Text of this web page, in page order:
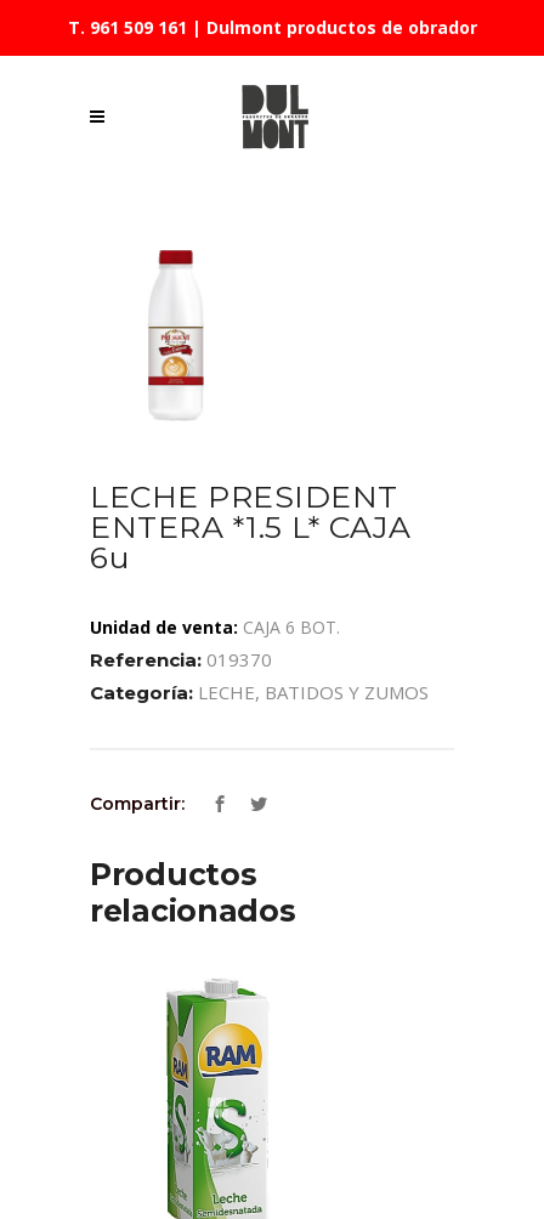
T. 961 509 161 | Dulmont productos de obrador
LECHE PRESIDENT
ENTERA *1.5 L* CAJA
6u
Unidad de venta: CAJA 6 BOT.
Referencia: 019370
Categoría: LECHE, BATIDOS Y ZUMOS
Compartir:
Productos
relacionados